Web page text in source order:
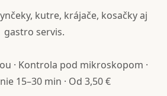
kutre, krájače, kosačky aj
gastro servis.
· Kontrola pod mikroskopom ·
15–30 min · Od 3,50 €